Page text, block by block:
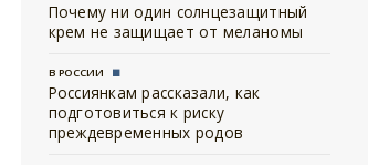
Почему ни один солнцезащитный
крем не защищает от меланомы
В РОССИИ
Россиянкам рассказали, как
подготовиться к риску
преждевременных родов